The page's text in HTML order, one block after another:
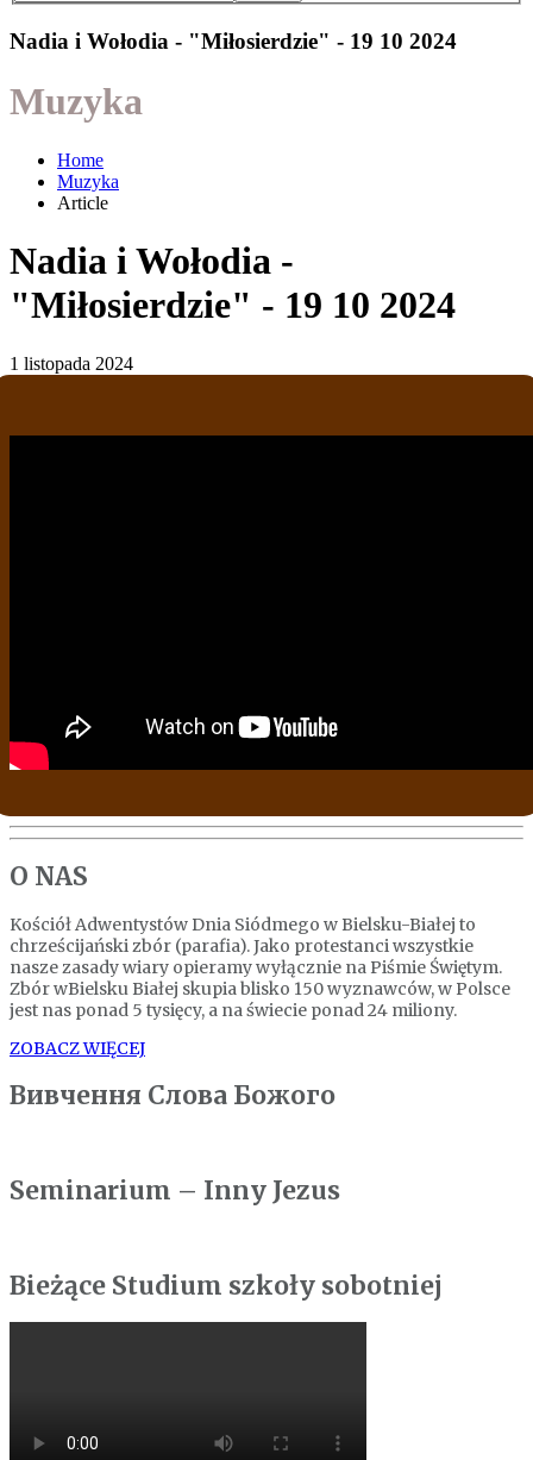
Nadia i Wołodia - "Miłosierdzie" - 19 10 2024
Muzyka
Home
Muzyka
Article
Nadia i Wołodia -
"Miłosierdzie" - 19 10 2024
1 listopada 2024
O NAS
Kościół Adwentystów Dnia Siódmego w Bielsku-Białej to
chrześcijański zbór (parafia). Jako protestanci wszystkie
nasze zasady wiary opieramy wyłącznie na Piśmie Świętym.
Zbór wBielsku Białej skupia blisko 150 wyznawców, w Polsce
jest nas ponad 5 tysięcy, a na świecie ponad 24 miliony.
ZOBACZ WIĘCEJ
Вивчення Слова Божого
Seminarium – Inny Jezus
Bieżące Studium szkoły sobotniej